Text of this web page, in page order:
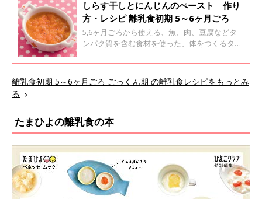
しらす干しとにんじんのぺースト 作り
方・レシピ 離乳食初期 5～6ヶ月ごろ
5,6ヶ月ごろから使える、魚、肉、豆腐などタ
ンパク質を含む食材を使った、体をつくるタン
んのぺースト
離乳食初期 5～6ヶ月ごろ ごっくん期 の離乳食レシピをもっとみ
る
たまひよの離乳食の本